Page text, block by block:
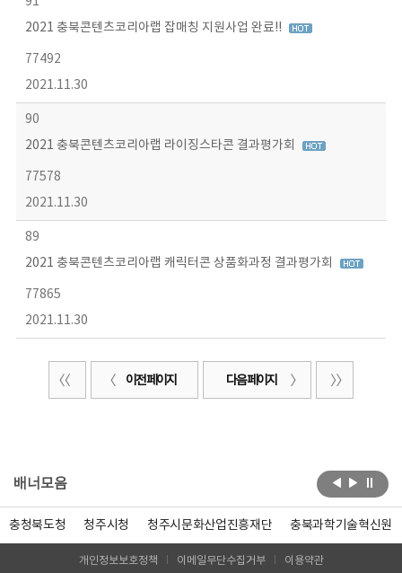
2021 충북콘텐츠코리아랩 잡매칭 지원사업 완료!!
77492
2021.11.30
90
2021 충북콘텐츠코리아랩 라이징스타콘 결과평가회
77578
2021.11.30
89
2021 충북콘텐츠코리아랩 캐릭터콘 상품화과정 결과평가회
77865
2021.11.30
이전 페이지 다음 페이지
배너모음
충청북도청 청주시청 청주시문화산업진흥재단 충북과학기술혁신원
개인정보보호정책 이메일무단수집거부 이용약관